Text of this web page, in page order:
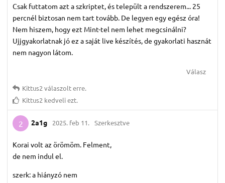
Csak futtatom azt a szkriptet, és települt a rendszerem... 25
percnél biztosan nem tart tovább. De legyen egy egész óra!
Nem hiszem, hogy ezt Mint-tel nem lehet megcsinálni?
Ujjgyakorlatnak jó ez a saját live készítés, de gyakorlati hasznát
nem nagyon látom.
Válasz
Kittus2 válaszolt erre.
Kittus2 kedveli ezt.
2 2a1g 2025. feb 11. Szerkesztve
Korai volt az örömöm. Felment,
de nem indul el.
szerk: a hiányzó nem